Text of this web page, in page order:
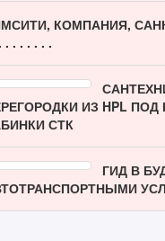
КОМПАНИЯ,
. . . . . . .
ИЗ HPL
СТК
ГИД В